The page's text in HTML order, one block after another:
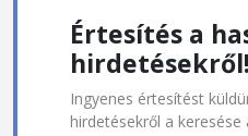
Értesítés a
hirdetésekről!
Ingyenes értesítést
hirdetésekről a keresése